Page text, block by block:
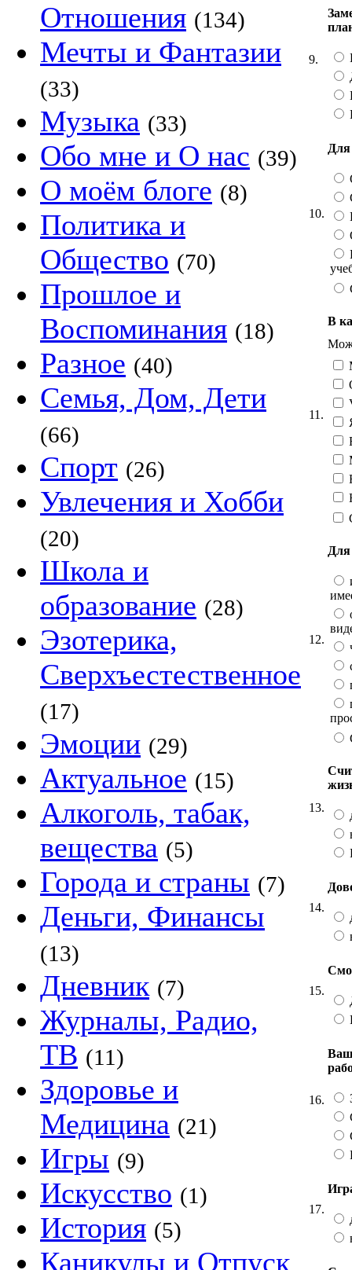
Отношения (134)
Мечты и Фантазии
(33)
Музыка (33)
Обо мне и О нас (39)
О моём блоге (8)
Политика и
Общество (70)
Прошлое и
Воспоминания (18)
Разное (40)
Семья, Дом, Дети
(66)
Спорт (26)
Увлечения и Хобби
(20)
Школа и
образование (28)
Эзотерика,
Сверхъестественное
(17)
Эмоции (29)
Актуальное (15)
Алкоголь, табак,
вещества (5)
Города и страны (7)
Деньги, Финансы
(13)
Дневник (7)
Журналы, Радио,
ТВ (11)
Здоровье и
Медицина (21)
Игры (9)
Искусство (1)
История (5)
Каникулы и Отпуск
9.
10.
Для
11.
В
12.
Для
13.
14.
15.
16.
17.